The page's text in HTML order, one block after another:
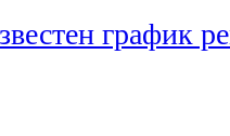
график